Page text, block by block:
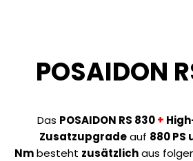
POSAIDON
Das POSAIDON RS 830+
Zusatzupgradeauf 880 PS
Nmbesteht zusätzlichaus